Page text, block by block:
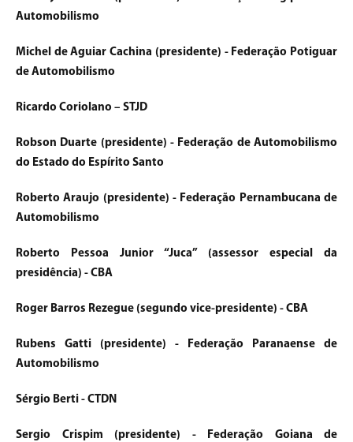
Automobilismo
Michel de Aguiar Cachina (presidente) - Federação Potiguar
de Automobilismo
Ricardo Coriolano – STJD
Robson Duarte (presidente) - Federação de Automobilismo
do Estado do Espírito Santo
Roberto Araujo (presidente) - Federação Pernambucana de
Automobilismo
Roberto Pessoa Junior “Juca” (assessor especial da
presidência) - CBA
Roger Barros Rezegue (segundo vice-presidente) - CBA
Rubens Gatti (presidente) - Federação Paranaense de
Automobilismo
Sérgio Berti - CTDN
Sergio Crispim (presidente) - Federação Goiana de